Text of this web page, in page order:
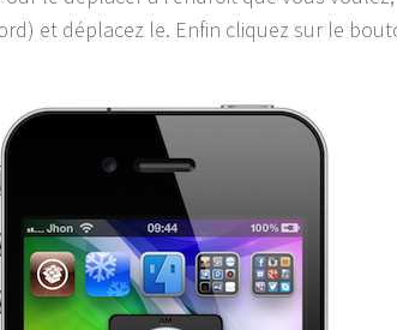
et déplacez le. Enfin cliquez sur le